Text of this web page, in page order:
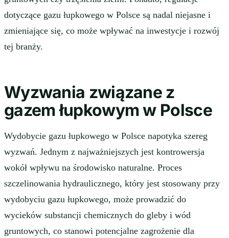
dotyczące gazu łupkowego w Polsce są nadal niejasne i
zmieniające się, co może wpływać na inwestycje i rozwój
tej branży.
Wyzwania związane z
gazem łupkowym w Polsce
Wydobycie gazu łupkowego w Polsce napotyka szereg
wyzwań. Jednym z najważniejszych jest kontrowersja
wokół wpływu na środowisko naturalne. Proces
szczelinowania hydraulicznego, który jest stosowany przy
wydobyciu gazu łupkowego, może prowadzić do
wycieków substancji chemicznych do gleby i wód
gruntowych, co stanowi potencjalne zagrożenie dla